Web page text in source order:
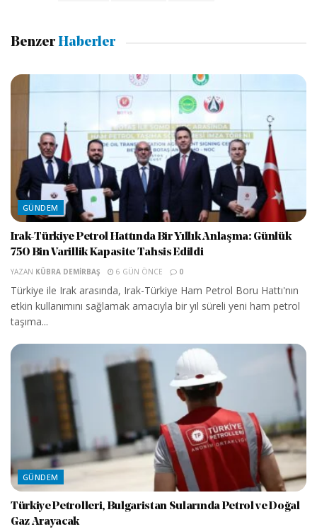
Benzer Haberler
GÜNDEM
Irak-Türkiye Petrol Hattında Bir Yıllık Anlaşma: Günlük
750 Bin Varillik Kapasite Tahsis Edildi
YAZAN KÜBRA DEMIRBAŞ 6 GÜN ÖNCE 0
Türkiye ile Irak arasında, Irak-Türkiye Ham Petrol Boru Hattı'nın
etkin kullanımını sağlamak amacıyla bir yıl süreli yeni ham petrol
taşıma...
GÜNDEM
Türkiye Petrolleri, Bulgaristan Sularında Petrol ve Doğal
Gaz Arayacak